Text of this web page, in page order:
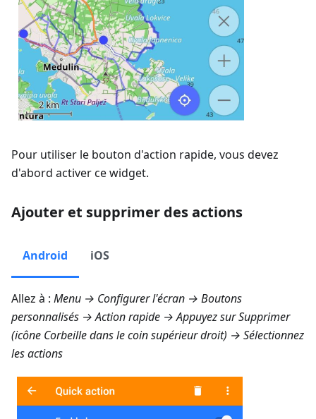
Pour utiliser le bouton d'action rapide, vous devez
d'abord activer ce widget.
Ajouter et supprimer des actions
Android iOS
Allez à : Menu → Configurer l'écran → Boutons
personnalisés → Action rapide → Appuyez sur Supprimer
(icône Corbeille dans le coin supérieur droit) → Sélectionnez
les actions